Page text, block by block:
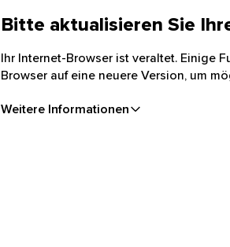
Bitte aktualisieren Sie
Ihr Internet-Browser ist veraltet. Einige
Browser auf eine neuere Version, um
Weitere Informationen